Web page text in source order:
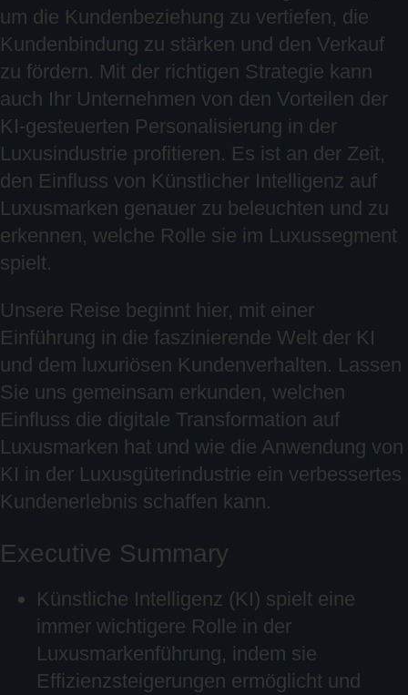
um die Kundenbeziehung zu vertiefen, die
Kundenbindung zu stärken und den Verkauf
zu fördern. Mit der richtigen Strategie kann
auch Ihr Unternehmen von den Vorteilen der
KI-gesteuerten Personalisierung in der
Luxusindustrie profitieren. Es ist an der Zeit,
den Einfluss von Künstlicher Intelligenz auf
Luxusmarken genauer zu beleuchten und zu
erkennen, welche Rolle sie im Luxussegment
spielt.
Unsere Reise beginnt hier, mit einer
Einführung in die faszinierende Welt der KI
und dem luxuriösen Kundenverhalten. Lassen
Sie uns gemeinsam erkunden, welchen
Einfluss die digitale Transformation auf
Luxusmarken hat und wie die Anwendung von
KI in der Luxusgüterindustrie ein verbessertes
Kundenerlebnis schaffen kann.
Executive Summary
Künstliche Intelligenz (KI) spielt eine
immer wichtigere Rolle in der
Luxusmarkenführung, indem sie
Effizienzsteigerungen ermöglicht und